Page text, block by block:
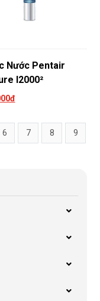
Nước Pentair
I2000²
6 7 8 9